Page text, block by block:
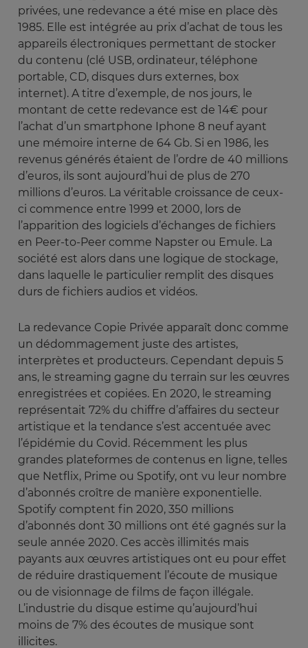
privées, une redevance a été mise en place dès
1985. Elle est intégrée au prix d’achat de tous les
appareils électroniques permettant de stocker
du contenu (clé USB, ordinateur, téléphone
portable, CD, disques durs externes, box
internet). A titre d’exemple, de nos jours, le
montant de cette redevance est de 14€ pour
l’achat d’un smartphone Iphone 8 neuf ayant
une mémoire interne de 64 Gb. Si en 1986, les
revenus générés étaient de l’ordre de 40 millions
d’euros, ils sont aujourd’hui de plus de 270
millions d’euros. La véritable croissance de ceux-
ci commence entre 1999 et 2000, lors de
l’apparition des logiciels d’échanges de fichiers
en Peer-to-Peer comme Napster ou Emule. La
société est alors dans une logique de stockage,
dans laquelle le particulier remplit des disques
durs de fichiers audios et vidéos.
La redevance Copie Privée apparaît donc comme
un dédommagement juste des artistes,
interprètes et producteurs. Cependant depuis 5
ans, le streaming gagne du terrain sur les œuvres
enregistrées et copiées. En 2020, le streaming
représentait 72% du chiffre d’affaires du secteur
artistique et la tendance s’est accentuée avec
l’épidémie du Covid. Récemment les plus
grandes plateformes de contenus en ligne, telles
que Netflix, Prime ou Spotify, ont vu leur nombre
d’abonnés croître de manière exponentielle.
Spotify comptent fin 2020, 350 millions
d’abonnés dont 30 millions ont été gagnés sur la
seule année 2020. Ces accès illimités mais
payants aux œuvres artistiques ont eu pour effet
de réduire drastiquement l’écoute de musique
ou de visionnage de films de façon illégale.
L’industrie du disque estime qu’aujourd’hui
moins de 7% des écoutes de musique sont
illicites.